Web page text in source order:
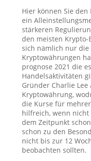
Hier können Sie
ein
stärkeren
den meisten
sich nämlich nur
Kryptowährungen
prognose 2021 die
Handelsaktivitäten
Gründer Charlie
Kryptowährung,
die Kurse für
hilfreich, wenn nicht
dem Zeitpunkt
schon zu den
nicht bis zur 12
beobachten sollten.